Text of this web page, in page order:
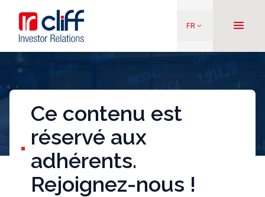
contenu
principal
Aller directement au contenu
FR keyboard_arrow_down menu
Ce contenu est
réservé aux
adhérents.
Rejoignez-nous !